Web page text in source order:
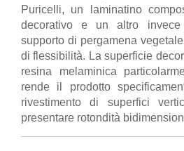
Puricelli, un laminatino
decorativo e un altro
supporto di pergamena
di flessibilità. La superficie
resina melaminica
rende il prodotto
rivestimento di superfici
presentare rotondità